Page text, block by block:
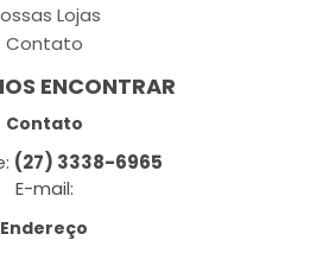
Lojas
Contato
ENCONTRAR
Contato
(27) 3338-6965
E-mail:
Endereço